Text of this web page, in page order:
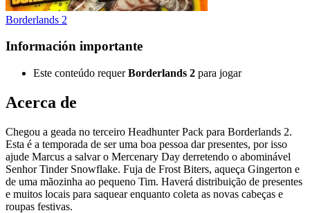
Borderlands 2
Información importante
Este conteúdo requerBorderlands 2 para jogar
Acerca de
Chegou a geada no terceiro Headhunter Pack para Borderlands 2.
Esta é a temporada de ser uma boa pessoa dar presentes, por isso
ajude Marcus a salvar o Mercenary Day derretendo o abominável
Senhor Tinder Snowflake. Fuja de Frost Biters, aqueça Gingerton e
de uma mãozinha ao pequeno Tim. Haverá distribuição de presentes
e muitos locais para saquear enquanto coleta as novas cabeças e
roupas festivas.